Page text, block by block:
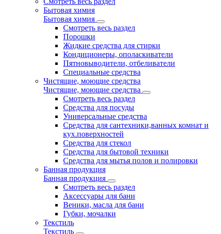
Бытовая химия
Бытовая химия
Смотреть весь раздел
Порошки
Жидкие средства для стирки
Кондиционеры, ополаскиватели
Пятновыводители, отбеливатели
Специальные средства
Чистящие, моющие средства
Чистящие, моющие средства
Смотреть весь раздел
Средства для посуды
Универсальные средства
Средства для сантехники,ванных комнат и
кух.поверхностей
Средства для стекол
Средства для бытовой техники
Средства для мытья полов и полировки
Банная продукция
Банная продукция
Смотреть весь раздел
Аксессуары для бани
Веники, масла для бани
Губки, мочалки
Текстиль
Текстиль